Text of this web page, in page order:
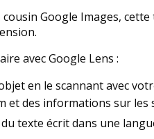
Google Images,
avec Google Lens :
en le scannant avec
et des informations sur les
texte écrit dans une